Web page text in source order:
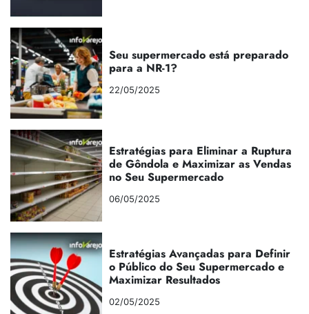
Seu supermercado está preparado
para a NR-1?
22/05/2025
Estratégias para Eliminar a Ruptura
de Gôndola e Maximizar as Vendas
no Seu Supermercado
06/05/2025
Estratégias Avançadas para Definir
o Público do Seu Supermercado e
Maximizar Resultados
02/05/2025